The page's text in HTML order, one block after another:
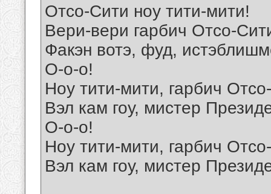
Отсо-Сити ноу тити-мити!
Вери-вери гарбич Отсо-
Факэн вотэ, фуд,
О-о-о!
Ноу тити-мити, гарбич
Вэл кам гоу, мистер
О-о-о!
Ноу тити-мити, гарбич
Вэл кам гоу, мистер